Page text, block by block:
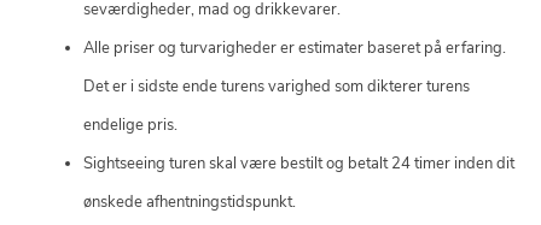
seværdigheder, mad og drikkevarer.
Alle priser og turvarigheder er estimater baseret på erfaring.
Det er i sidste ende turens varighed som dikterer turens
endelige pris.
Sightseeing turen skal være bestilt og betalt 24 timer inden dit
ønskede afhentningstidspunkt.